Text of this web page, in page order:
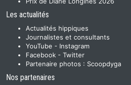
Les actualités
Actualités hippiques
Journalistes et consultants
YouTube - Instagram
Facebook - Twitter
Partenaire photos : Scoopdyga
Nos partenaires